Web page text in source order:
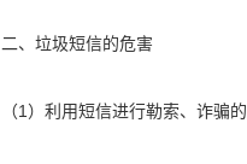
二、垃圾短信的危害
（1）利用短信进行勒索、诈骗